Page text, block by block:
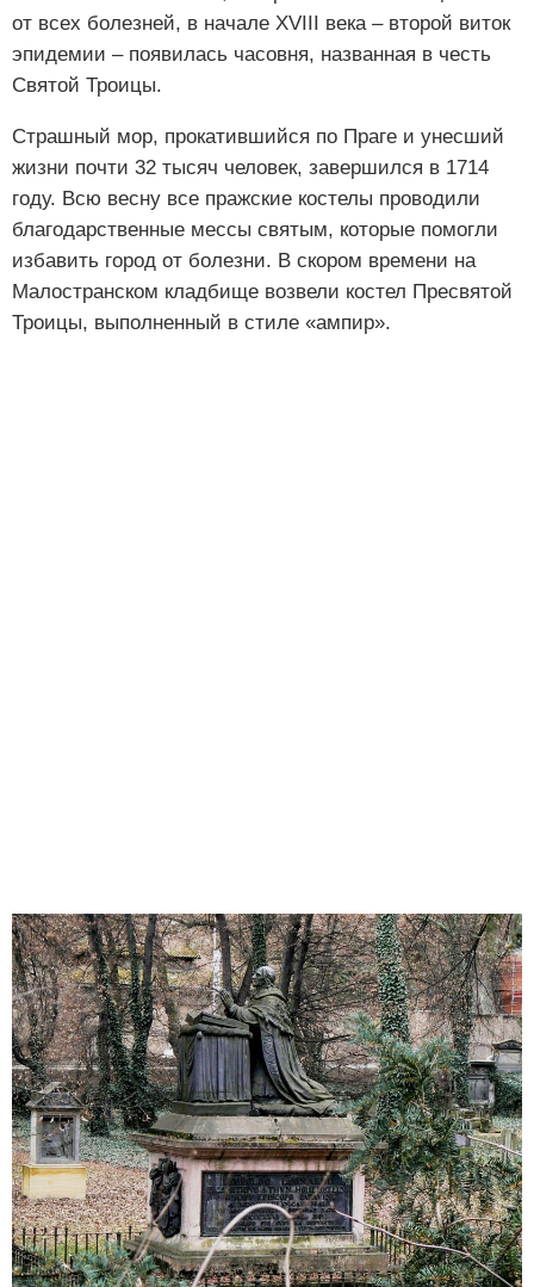
от всех болезней, в начале XVIII века – второй виток
эпидемии – появилась часовня, названная в честь
Святой Троицы.
Страшный мор, прокатившийся по Праге и унесший
жизни почти 32 тысяч человек, завершился в 1714
году. Всю весну все пражские костелы проводили
благодарственные мессы святым, которые помогли
избавить город от болезни. В скором времени на
Малостранском кладбище возвели костел Пресвятой
Троицы, выполненный в стиле «ампир».